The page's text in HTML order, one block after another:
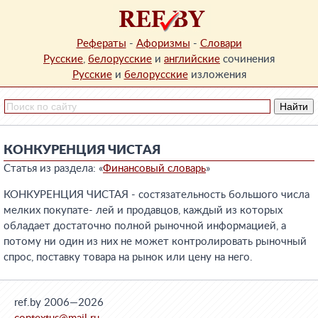
Рефераты - Афоризмы - Словари
Русские, белорусские и английские сочинения
Русскиеи белорусскиеизложения
КОНКУРЕНЦИЯ ЧИСТАЯ
Статья из раздела: «Финансовый словарь»
КОНКУРЕНЦИЯ ЧИСТАЯ - состязательность большого числа
мелких покупате- лей и продавцов, каждый из которых
обладает достаточно полной рыночной информацией, а
потому ни один из них не может контролировать рыночный
спрос, поставку товара на рынок или цену на него.
ref.by 2006—2026